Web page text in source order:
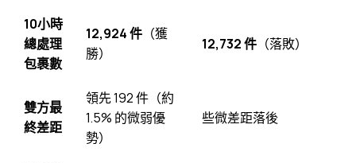
10小時
總處理
包裹數
12,924 件（獲
勝）
12,732 件（落敗）
雙方最
終差距
領先 192 件（約
1.5% 的微弱優
勢）
些微差距落後